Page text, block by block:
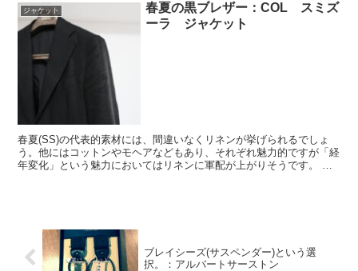
ジャケット
春夏の黒ブレザー：COL スミズ
ーラ ジャケット
春夏(SS)の代表的素材には、間違いなくリネンが挙げられるでしょ
う。他にはコットンやモヘアなどもあり、それぞれ魅力的ですが「経
年変化」という魅力においてはリネンに軍配が上がりそうです。 今
ブレイシーズ(サスペンダー)という選
択。：アルバートサーストン